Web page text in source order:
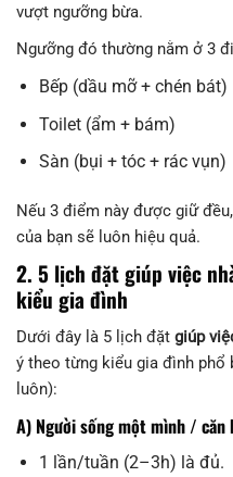
vượt ngưỡng bừa.
Ngưỡng đó thường nằm ở 3
Bếp (dầu mỡ + chén bát)
Toilet (ẩm + bám)
Sàn (bụi + tóc + rác vụn)
Nếu 3 điểm này được giữ
của bạn sẽ luôn hiệu quả.
2. 5 lịch đặt giúp việc
kiểu gia đình
Dưới đây là 5 lịch đặt giúp
ý theo từng kiểu gia đình phổ
luôn):
A) Người sống một mình / căn
1 lần/tuần (2–3h) là đủ.